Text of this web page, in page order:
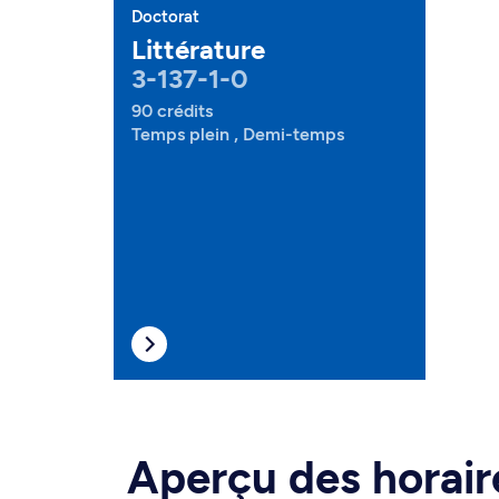
Doctorat
Littérature
3-137-1-0
90 crédits
Temps plein , Demi-temps
Aperçu des